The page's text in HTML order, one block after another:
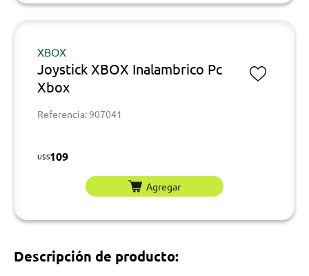
XBOX
Joystick XBOX Inalambrico Pc
Xbox
Referencia: 907041
U$S109
Agregar
Descripción de producto: